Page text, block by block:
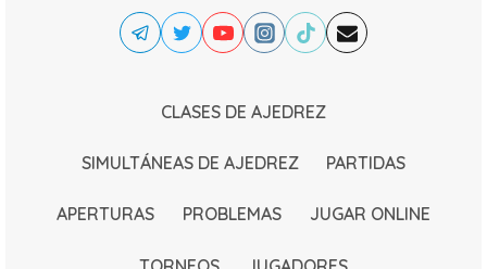
CLASES DE AJEDREZ
SIMULTÁNEAS DE AJEDREZ PARTIDAS
APERTURAS PROBLEMAS JUGAR ONLINE